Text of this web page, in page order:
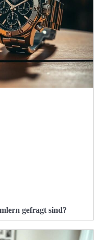
gefragt sind?